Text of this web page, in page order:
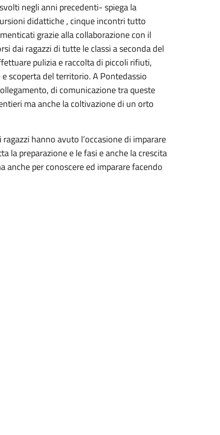
negli anni precedenti- spiega la
didattiche , cinque incontri tutto
grazie alla collaborazione con il
dai ragazzi di tutte le classi a seconda del
pulizia e raccolta di piccoli rifiuti,
scoperta del territorio. A Pontedassio
di comunicazione tra queste
ma anche la coltivazione di un orto
hanno avuto l’occasione di imparare
la preparazione e le fasi e anche la crescita
per conoscere ed imparare facendo